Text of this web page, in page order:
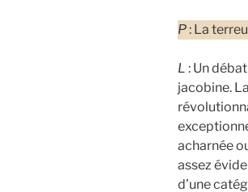
P: La
L : Un
jacobine.
acharnée
assez
d’une